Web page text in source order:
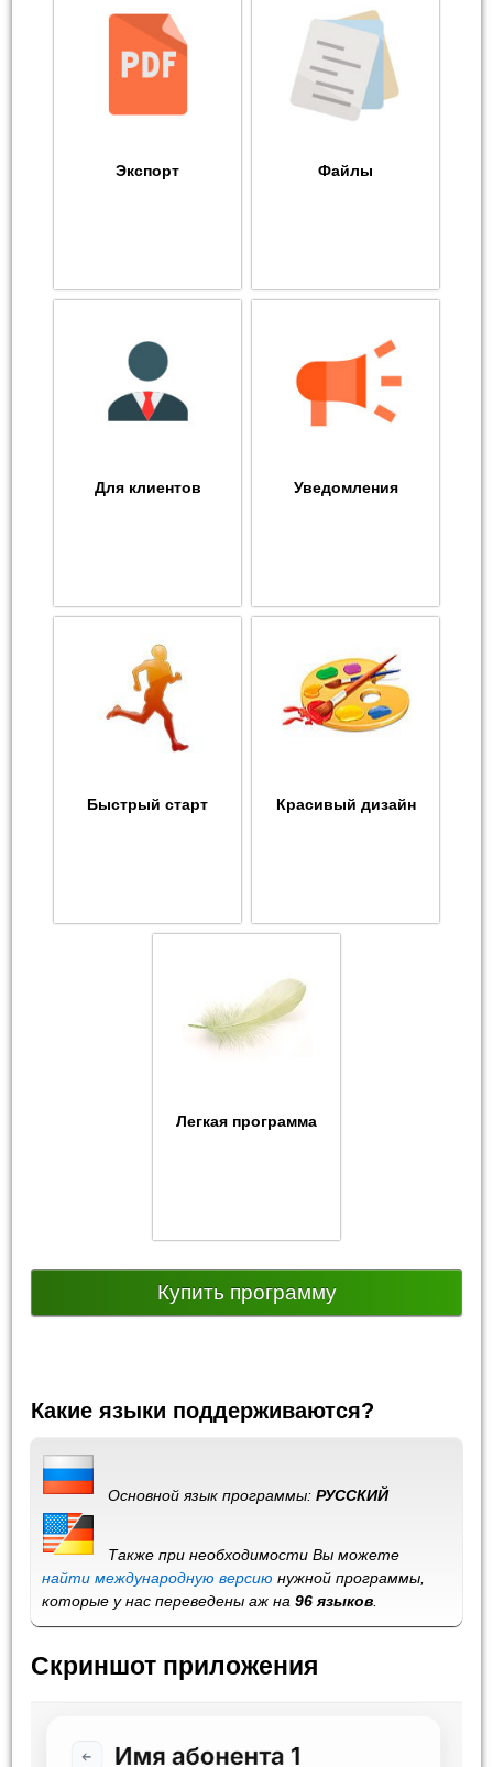
Экспорт Файлы
Для клиентов Уведомления
Быстрый старт Красивый дизайн
Легкая программа
Купить программу
Какие языки поддерживаются?
Основной язык программы:РУССКИЙ
Также при необходимости Вы можете
найти международную версию нужной программы,
которые у нас переведены аж на96 языков
Скриншот приложения